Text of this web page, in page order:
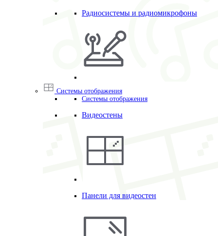
Радиосистемы и радиомикрофоны
Системы отображения
Системы отображения
Видеостены
Панели для видеостен